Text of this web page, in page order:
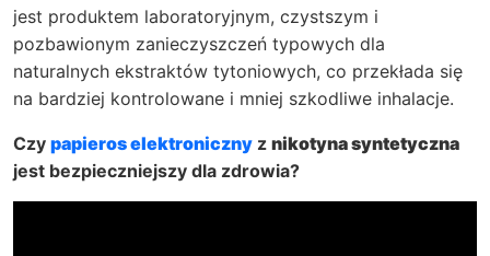
jest produktem laboratoryjnym, czystszym i
pozbawionym zanieczyszczeń typowych dla
naturalnych ekstraktów tytoniowych, co przekłada się
na bardziej kontrolowane i mniej szkodliwe inhalacje.
Czy papieros elektroniczny z nikotyna syntetyczna
jest bezpieczniejszy dla zdrowia?